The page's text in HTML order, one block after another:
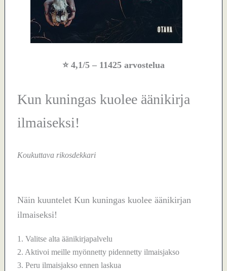
⭐ 4,1/5 – 11425 arvostelua
Kun kuningas kuolee äänikirja
ilmaiseksi!
Koukuttava rikosdekkari
Näin kuuntelet Kun kuningas kuolee äänikirjan
ilmaiseksi!
1. Valitse alta äänikirjapalvelu
2. Aktivoi meille myönnetty pidennetty ilmaisjakso
3. Peru ilmaisjakso ennen laskua